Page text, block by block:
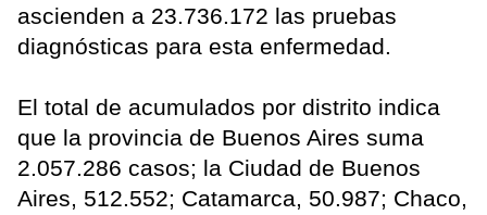
ascienden a 23.736.172 las pruebas
diagnósticas para esta enfermedad.
El total de acumulados por distrito indica
que la provincia de Buenos Aires suma
2.057.286 casos; la Ciudad de Buenos
Aires, 512.552; Catamarca, 50.987; Chaco,